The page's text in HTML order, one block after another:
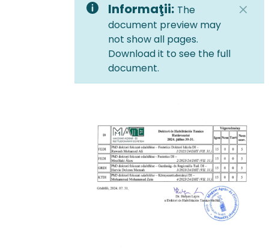
Informaţii: The
document preview may
not show all pages.
Download it to see the full
document.